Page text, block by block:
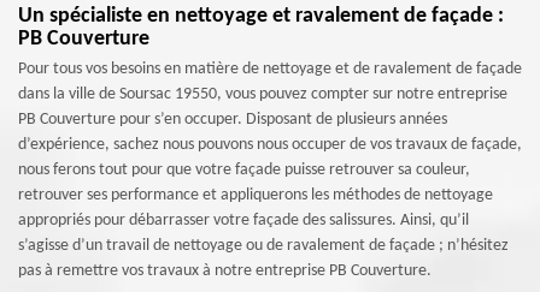
Un spécialiste en nettoyage et ravalement de façade :
PB Couverture
Pour tous vos besoins en matière de nettoyage et de ravalement de façade
dans la ville de Soursac 19550, vous pouvez compter sur notre entreprise
PB Couverture pour s’en occuper. Disposant de plusieurs années
d’expérience, sachez nous pouvons nous occuper de vos travaux de façade,
nous ferons tout pour que votre façade puisse retrouver sa couleur,
retrouver ses performance et appliquerons les méthodes de nettoyage
appropriés pour débarrasser votre façade des salissures. Ainsi, qu’il
s’agisse d’un travail de nettoyage ou de ravalement de façade ; n’hésitez
pas à remettre vos travaux à notre entreprise PB Couverture.